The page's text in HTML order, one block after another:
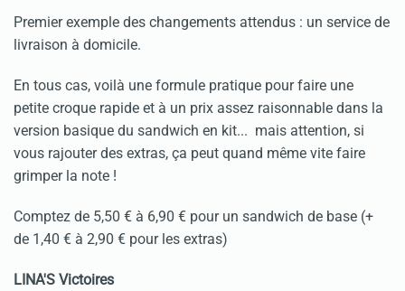
Premier exemple des changements attendus : un service de
livraison à domicile.
En tous cas, voilà une formule pratique pour faire une
petite croque rapide et à un prix assez raisonnable dans la
version basique du sandwich en kit... mais attention, si
vous rajouter des extras, ça peut quand même vite faire
grimper la note !
Comptez de 5,50 € à 6,90 € pour un sandwich de base (+
de 1,40 € à 2,90 € pour les extras)
LINA'S Victoires